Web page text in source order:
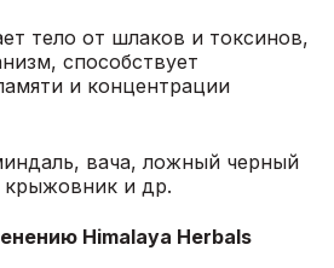
тело от шлаков и токсинов,
способствует
и концентрации
вача, ложный черный
крыжовник и др.
Himalaya Herbals